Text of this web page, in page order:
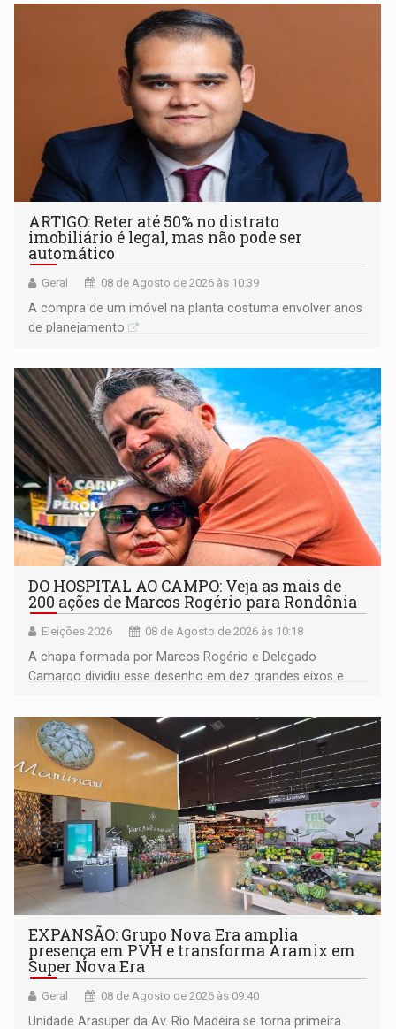
ARTIGO: Reter até 50% no distrato
imobiliário é legal, mas não pode ser
automático
Geral 08 de Agosto de 2026 às 10:39
A compra de um imóvel na planta costuma envolver anos
de planejamento
DO HOSPITAL AO CAMPO: Veja as mais de
200 ações de Marcos Rogério para Rondônia
Eleições 2026 08 de Agosto de 2026 às 10:18
A chapa formada por Marcos Rogério e Delegado
Camargo dividiu esse desenho em dez grandes eixos e
EXPANSÃO: Grupo Nova Era amplia
presença em PVH e transforma Aramix em
Super Nova Era
Geral 08 de Agosto de 2026 às 09:40
Unidade Arasuper da Av. Rio Madeira se torna primeira